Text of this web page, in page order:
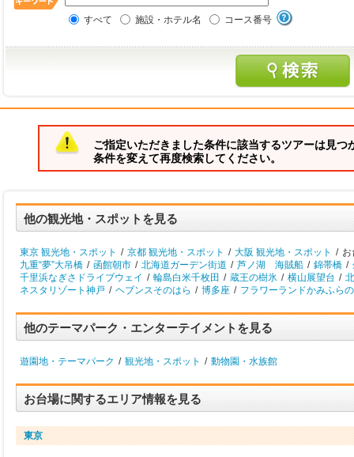
すべて 施設・ホテル名 コース番号
ご指定いただきました条件に該当するツアーは見つ
条件を変えて再度検索してください。
他の観光地・スポットを見る
東京 観光地・スポット / 京都 観光地・スポット / 大阪 観光地・スポット / お
九重“夢”大吊橋 / 函館朝市 / 北海道ガーデン街道 / 芦ノ湖 海賊船 / 錦帯橋 /
千里浜なぎさドライブウェイ / 輪島白米千枚田 / 蔵王の樹氷 / 横山展望台 /
ネスタリゾート神戸 / ヘブンスそのはら / 博多座 / フラワーランドかみふらの
他のテーマパーク・エンターテイメントを見る
遊園地・テーマパーク / 観光地・スポット / 動物園・水族館
お台場に関するエリア情報を見る
東京